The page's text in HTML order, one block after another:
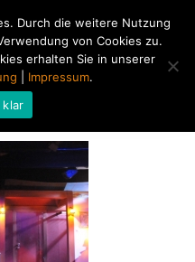
Durch die weitere Nutzung
von Cookies zu.
erhalten Sie in unserer
Impressum.
klar